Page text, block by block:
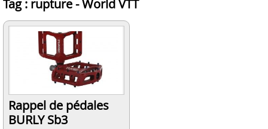
Tag : rupture - World VTT
Rappel de pédales
BURLY Sb3